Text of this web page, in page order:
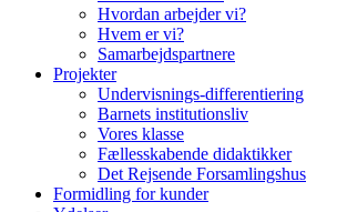
Hvordan arbejder vi?
Hvem er vi?
Samarbejdspartnere
Projekter
Undervisnings-differentiering
Barnets institutionsliv
Vores klasse
Fællesskabende didaktikker
Det Rejsende Forsamlingshus
Formidling for kunder